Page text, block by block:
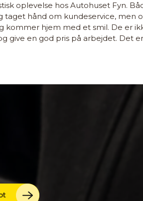
oplevelse hos Autohuset Fyn.
taget hånd om kundeservice, men
kommer hjem med et smil. De er
give en god pris på arbejdet. Det